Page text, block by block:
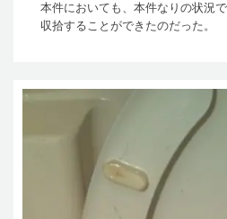
本件においても、本件なりの状況
収拾することができたのだった。